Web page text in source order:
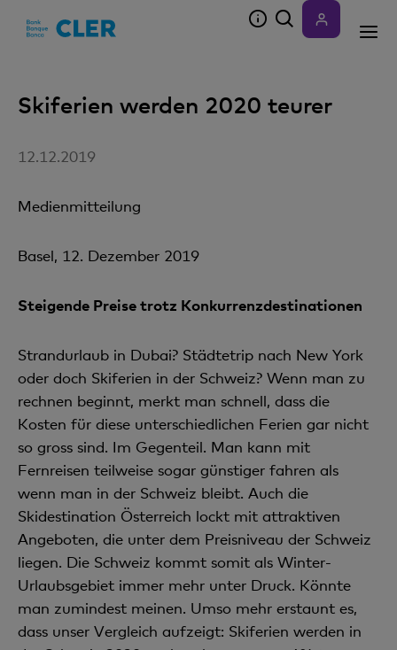
Skiferien werden 2020 teurer
12.12.2019
Medienmitteilung
Basel, 12. Dezember 2019
Steigende Preise trotz Konkurrenzdestinationen
Strandurlaub in Dubai? Städtetrip nach New York
oder doch Skiferien in der Schweiz? Wenn man zu
rechnen beginnt, merkt man schnell, dass die
Kosten für diese unterschiedlichen Ferien gar nicht
so gross sind. Im Gegenteil. Man kann mit
Fernreisen teilweise sogar günstiger fahren als
wenn man in der Schweiz bleibt. Auch die
Skidestination Österreich lockt mit attraktiven
Angeboten, die unter dem Preisniveau der Schweiz
liegen. Die Schweiz kommt somit als Winter-
Urlaubsgebiet immer mehr unter Druck. Könnte
man zumindest meinen. Umso mehr erstaunt es,
dass unser Vergleich aufzeigt: Skiferien werden in